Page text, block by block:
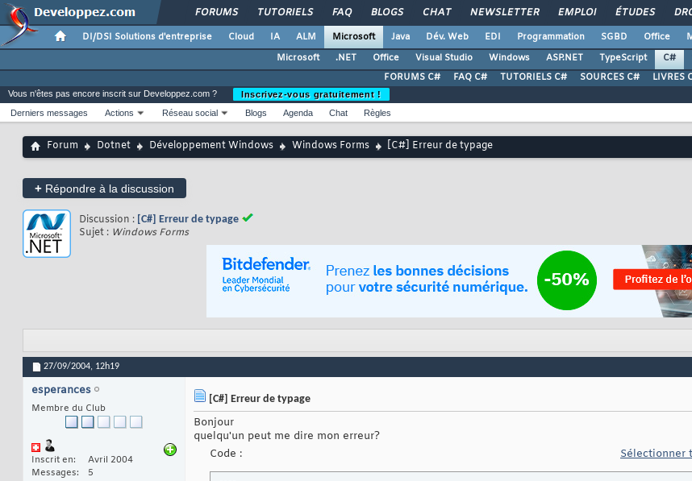
FORUMS TUTORIELS FAQ BLOGS CHAT NEWSLETTER EMPLOI ÉTUDES
DI/DSI Solutions d'entreprise Cloud IA ALM Microsoft Java Dév. Web EDI Programmation SGBD Office
Microsoft
.NET Office Visual Studio Windows ASP.NET TypeScript C#
FORUMS C#
FAQ C# TUTORIELS C# SOURCES C# LIVRES
Vous n'êtes pas encore inscrit sur Developpez.com ?
Inscrivez-vous gratuitement !
Derniers messages
Actions Réseau social Blogs Agenda Chat Règles
Forum Dotnet Développement Windows Windows Forms [C#] Erreur de typage
+ Répondre à la discussion
Discussion : [C#] Erreur de typage
Sujet : Windows Forms
27/09/2004, 12h19
esperances
Membre du Club
Inscrit en
Avril 2004
Messages
5
[C#] Erreur de typage
Bonjour
quelqu'un peut me dire mon erreur?
Code :
Sélectionner